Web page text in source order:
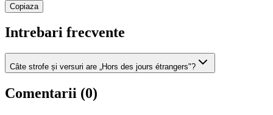
Copiaza
Intrebari frecvente
Câte strofe și versuri are „Hors des jours étrangers"?
Comentarii (0)